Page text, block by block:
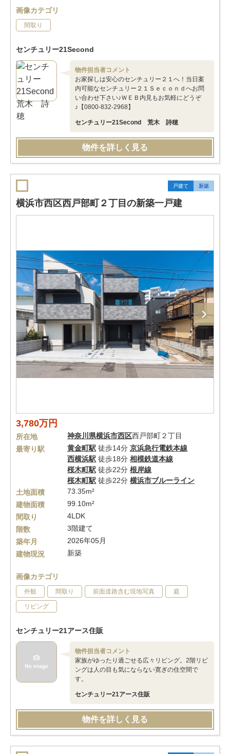
画像カテゴリ
間取り
センチュリー21Second
物件担当者コメント
お家探しは安心のセンチュリー２１へ！当日案
内可能なセンチュリー２１Ｓｅｃｏｎｄへお問
い合わせ下さい♪ＷＥＢ内見もお気軽にどうぞ
♪【0800-832-2968】
センチュリー21Second 荒木 詩穂
物件を詳しく見る
戸建て 新築
横浜市西区西戸部町２丁目の新築一戸建
3,780万円
所在地 神奈川県横浜市西区西戸部町２丁目
最寄り駅
黄金町駅 徒歩14分 京浜急行電鉄本線
西横浜駅 徒歩18分 相模鉄道本線
桜木町駅 徒歩22分 根岸線
桜木町駅 徒歩22分 横浜市ブルーライン
土地面積
73.35m²
建物面積
99.10m²
間取り
4LDK
階数
3階建て
築年月
2026年05月
建物現況
新築
画像カテゴリ
外観 間取り 前面道路含む現地写真 庭
リビング
センチュリー21アース住販
物件担当者コメント
家族がゆったり過ごせる広々リビング。2階リビ
ングは人の目も気にならない寛ぎの住空間で
す。
センチュリー21アース住販
物件を詳しく見る